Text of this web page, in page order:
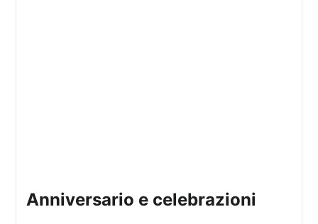
Anniversario e celebrazioni